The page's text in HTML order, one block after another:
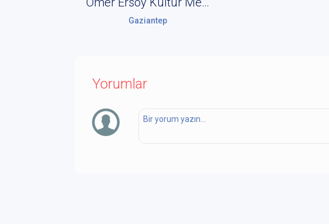
Gaziantep
Yorumlar